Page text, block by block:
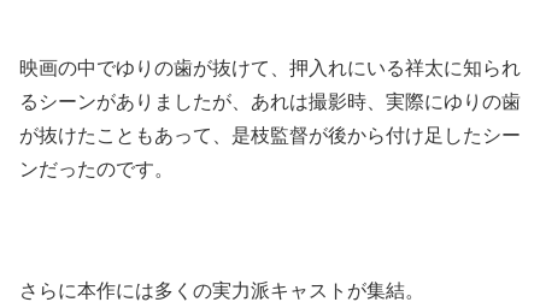
映画の中でゆりの歯が抜けて、押入れにいる祥太に知られ
るシーンがありましたが、あれは撮影時、実際にゆりの歯
が抜けたこともあって、是枝監督が後から付け足したシー
ンだったのです。
さらに本作には多くの実力派キャストが集結。